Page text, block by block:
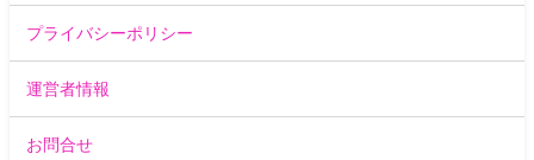
プライバシーポリシー
運営者情報
お問合せ